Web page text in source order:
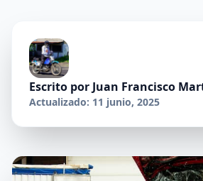
Escrito por Juan Francisco
Actualizado: 11 junio, 2025